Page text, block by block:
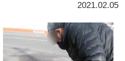
2021.02.05